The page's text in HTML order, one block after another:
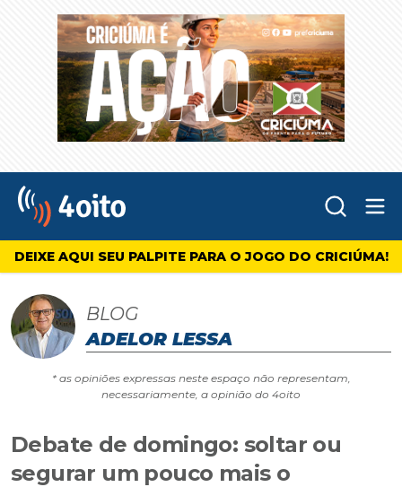
4oito
DEIXE AQUI SEU PALPITE PARA O JOGO DO CRICIÚMA!
BLOG
ADELOR LESSA
* as opiniões expressas neste espaço não representam,
necessariamente, a opinião do 4oito
Debate de domingo: soltar ou
segurar um pouco mais o